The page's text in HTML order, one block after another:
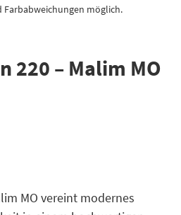
möglich.
220 – Malim MO
MO vereint modernes